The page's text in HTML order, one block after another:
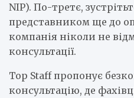
NIP). По-третє,
представником ще до
компанія ніколи не
консультації.
Top Staff пропонує
консультацію, де